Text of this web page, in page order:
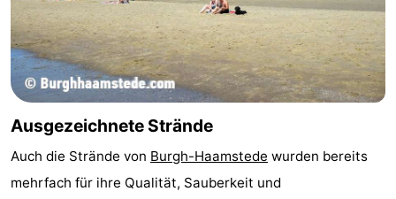
und
trinken
Veranstaltungen
Praktisch
Forum
Route
-
Ausgezeichnete Strände
Auch die Strände von Burgh-Haamstede wurden bereits
mehrfach für ihre Qualität, Sauberkeit und